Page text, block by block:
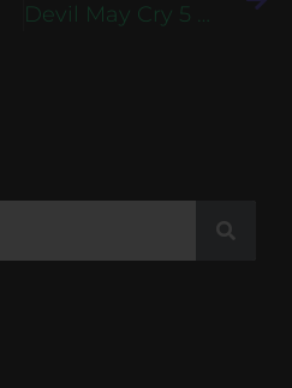
Devil May Cry 5 Bahasa Indonesia Untuk PC